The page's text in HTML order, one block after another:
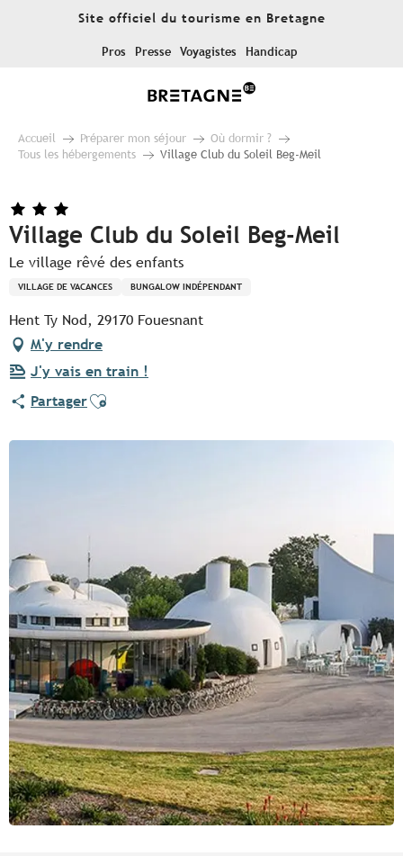
Site officiel du tourisme en Bretagne
Pros Presse Voyagistes Handicap
Accueil Préparer mon séjour
Où dormir ?
Tous les hébergements
Village Club du Soleil Beg-Meil
Village Club du Soleil Beg-Meil
Le village rêvé des enfants
VILLAGE DE VACANCES BUNGALOW INDÉPENDANT
Hent Ty Nod, 29170 Fouesnant
M'y rendre
J'y vais en train !
PartagerAjouter aux favoris